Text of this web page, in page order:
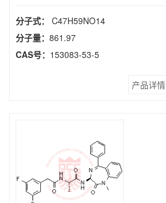
分子式： C47H59NO14
分子量： 861.97
CAS号： 153083-53-5
产品详情